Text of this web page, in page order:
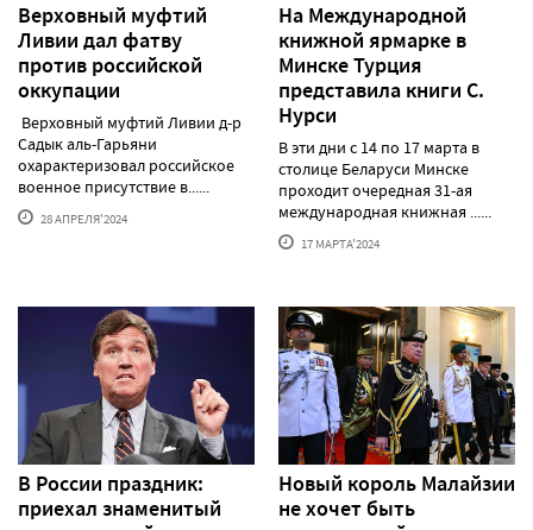
Верховный муфтий
Ливии дал фатву
против российской
оккупации
Верховный муфтий Ливии д-р
Садык аль-Гарьяни
охарактеризовал российское
военное присутствие в......
28 АПРЕЛЯ'2024
На Международной
книжной ярмарке в
Минске Турция
представила книги С.
Нурси
В эти дни с 14 по 17 марта в
столице Беларуси Минске
проходит очередная 31-ая
международная книжная ......
17 МАРТА'2024
В России праздник:
приехал знаменитый
Новый король Малайзии
не хочет быть